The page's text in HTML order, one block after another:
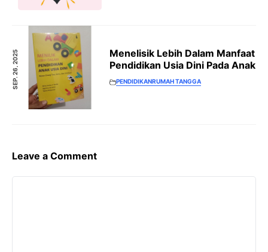
SEP. 26, 2025
Menelisik Lebih Dalam Manfaat
Pendidikan Usia Dini Pada Anak
PENDIDIKANRUMAH TANGGA
Leave a Comment